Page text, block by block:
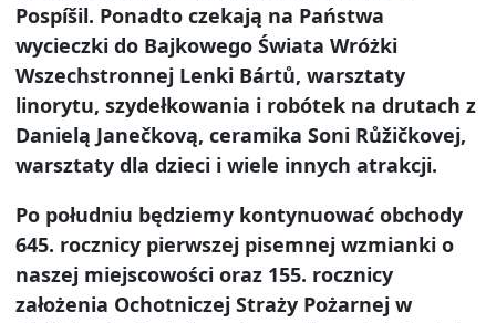
Pospíšil. Ponadto czekają na Państwa
wycieczki do Bajkowego Świata Wróżki
Wszechstronnej Lenki Bártů, warsztaty
linorytu, szydełkowania i robótek na drutach z
Danielą Janečkovą, ceramika Soni Růžičkovej,
warsztaty dla dzieci i wiele innych atrakcji.
Po południu będziemy kontynuować obchody
645. rocznicy pierwszej pisemnej wzmianki o
naszej miejscowości oraz 155. rocznicy
założenia Ochotniczej Straży Pożarnej w